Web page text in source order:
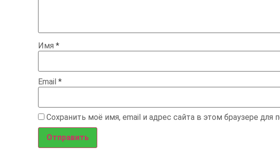
Имя *
Email *
Сохранить моё имя, email и адрес сайта в этом браузере